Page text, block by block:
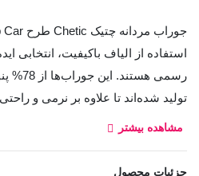
استفاده از الیاف باکیفیت، انتخابی
تولید شده‌اند تا علاوه بر نرمی و
نکات شستشو:
مشاهده بیشتر
جزئیات محصول